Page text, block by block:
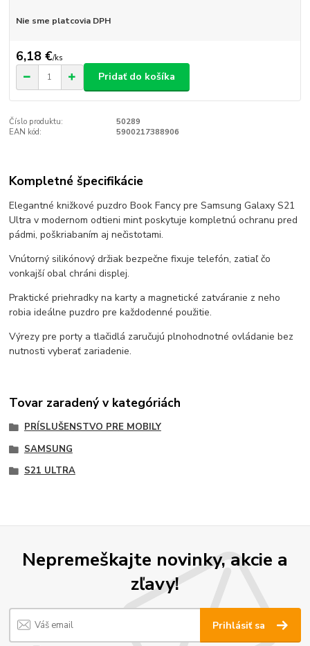
Nie sme platcovia DPH
6,18 €/ks
Pridať do košíka
Číslo produktu:
50289
EAN kód:
5900217388906
Kompletné špecifikácie
Elegantné knižkové puzdro Book Fancy pre Samsung Galaxy S21
Ultra v modernom odtieni mint poskytuje kompletnú ochranu pred
pádmi, poškriabaním aj nečistotami.
Vnútorný silikónový držiak bezpečne fixuje telefón, zatiaľ čo
vonkajší obal chráni displej.
Praktické priehradky na karty a magnetické zatváranie z neho
robia ideálne puzdro pre každodenné použitie.
Výrezy pre porty a tlačidlá zaručujú plnohodnotné ovládanie bez
nutnosti vyberať zariadenie.
Tovar zaradený v kategóriách
PRÍSLUŠENSTVO PRE MOBILY
SAMSUNG
S21 ULTRA
Nepremeškajte novinky, akcie a
zľavy!
Prihlásiť sa